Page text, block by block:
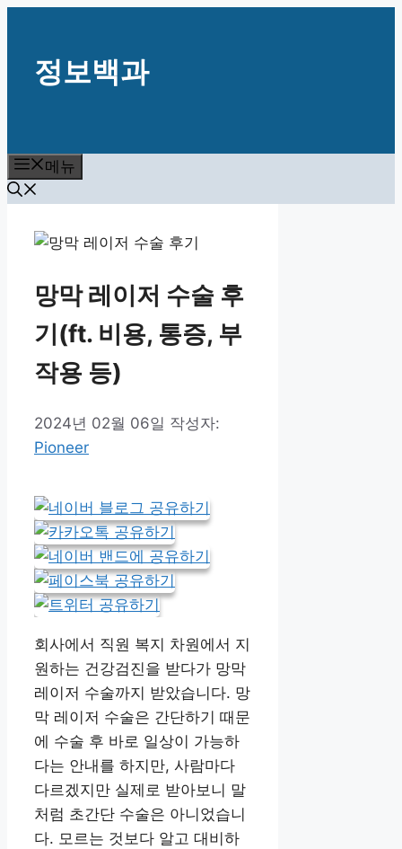
뛰
기
정보백과
메뉴
망막 레이저 수술 후
기(ft. 비용, 통증, 부
작용 등)
2024년 02월 06일 작성자:
Pioneer
회사에서 직원 복지 차원에서 지
원하는 건강검진을 받다가 망막
레이저 수술까지 받았습니다. 망
막 레이저 수술은 간단하기 때문
에 수술 후 바로 일상이 가능하
다는 안내를 하지만, 사람마다
다르겠지만 실제로 받아보니 말
처럼 초간단 수술은 아니었습니
다. 모르는 것보다 알고 대비하